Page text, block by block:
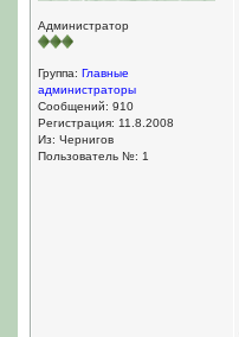
Администратор
Группа: Главные
администраторы
Сообщений: 910
Регистрация: 11.8.2008
Из: Чернигов
Пользователь №: 1